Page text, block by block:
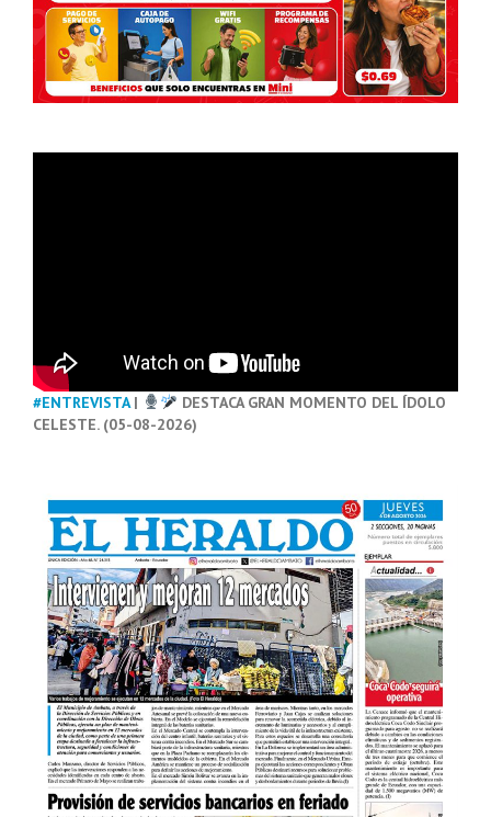
#ENTREVISTA|
DESTACA GRAN MOMENTO DEL ÍDOLO
CELESTE. (05-08-2026)